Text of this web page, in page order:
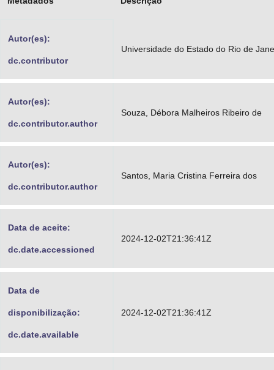
Banco Central do Brasil
Planalto
Autor(es):
dc.contributor
Universidade do Estado do Rio de
Autor(es):
dc.contributor.author
Souza, Débora Malheiros Ribeiro de
Autor(es):
dc.contributor.author
Santos, Maria Cristina Ferreira dos
Data de aceite:
dc.date.accessioned
2024-12-02T21:36:41Z
Data de
disponibilização:
dc.date.available
2024-12-02T21:36:41Z